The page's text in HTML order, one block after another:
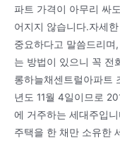
파트 가격이 아무리 싸
어지지 않습니다.자세
중요하다고 말씀드리며
는 방법이 있으니 꼭 전
롱하늘채센트럴아파트
년도 11월 4일이므로
에 거주하는 세대주입
주택을 한 채만 소유한